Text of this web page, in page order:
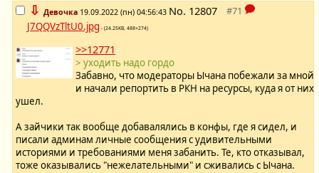
⇩ Девочка 19.09.2022 (пн) 04:56:43 No. 12807
J7QQVzTltU0.jpg - (24.25KB, 488×274)
>>12771
> уходить надо гордо
Забавно, что модераторы Ычана побежали за мной
и начали репортить в РКН на ресурсы, куда я от них
ушел.
А зайчики так вообще добавалялись в конфы, где я сидел, и
писали админам личные сообщения с удивительными
историями и требованиями меня забанить. Те, кто отказывал,
тоже оказывались "нежелательными" и сживались с Ычана.